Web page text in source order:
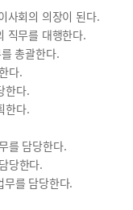
사회의 의장이 된다.
직무를 대행한다.
총괄한다.
다.
한다.
한다.
를 담당한다.
당한다.
를 담당한다.